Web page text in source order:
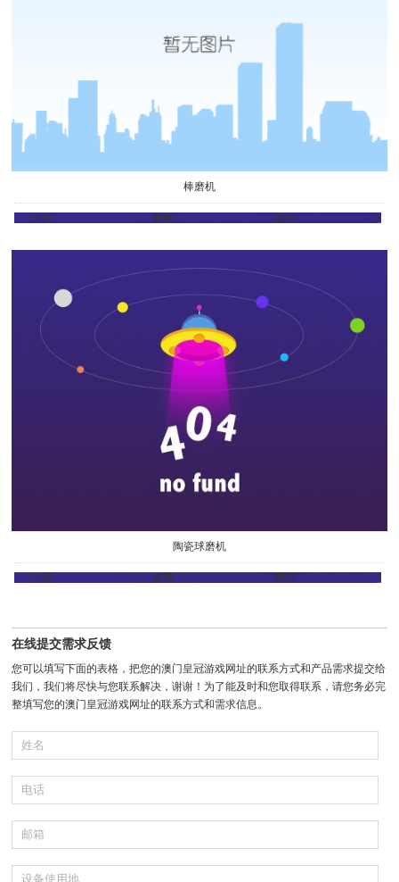
棒磨机
介绍 参数 案例
陶瓷球磨机
介绍 参数 案例
在线提交需求反馈
您可以填写下面的表格，把您的澳门皇冠游戏网址的联系方式和产品需求提交给
我们，我们将尽快与您联系解决，谢谢！为了能及时和您取得联系，请您务必完
整填写您的澳门皇冠游戏网址的联系方式和需求信息。